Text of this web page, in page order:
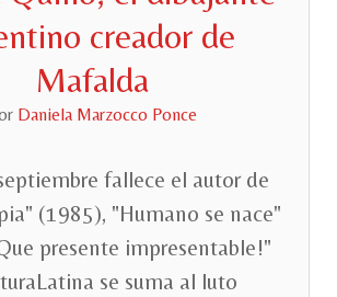
creador de
Mafalda
Daniela Marzocco Ponce
fallece el autor de
(1985), "Humano se nace"
presente impresentable!"
se suma al luto